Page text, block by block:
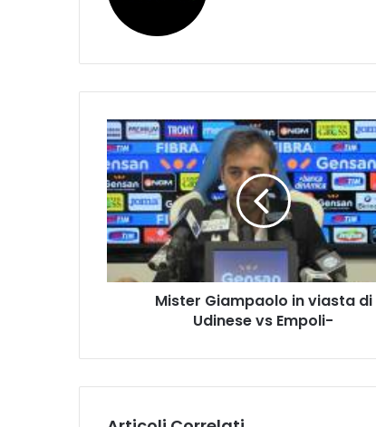
M
i
s
t
e
r
G
i
a
o
Mister Giampaolo in viasta di
Udinese vs Empoli-